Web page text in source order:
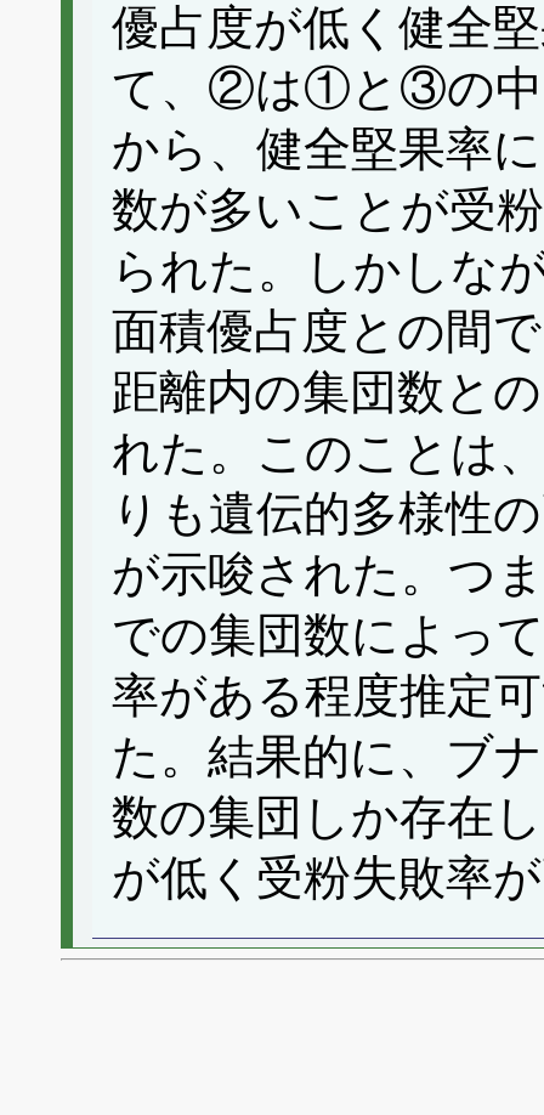
優占度が低く健全
て、②は①と③の中
から、健全堅果率
数が多いことが受
られた。しかしな
面積優占度との間
距離内の集団数と
れた。このことは
りも遺伝的多様性
が示唆された。つ
での集団数によっ
率がある程度推定
た。結果的に、ブ
数の集団しか存在
が低く受粉失敗率